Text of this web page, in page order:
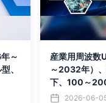
～
、
産業用周波数
～2032年）
下、100～
上）・分析レ
2026-06-